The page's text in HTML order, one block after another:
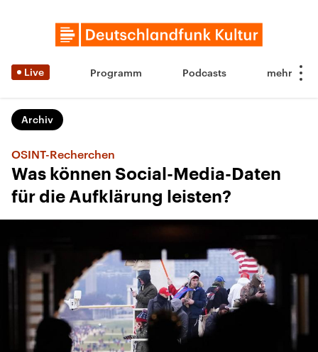
Live Programm Podcasts
Archiv
OSINT-Recherchen
Was können Social-Media-Daten
für die Aufklärung leisten?